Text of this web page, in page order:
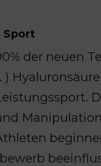
Sport
der neuen
)